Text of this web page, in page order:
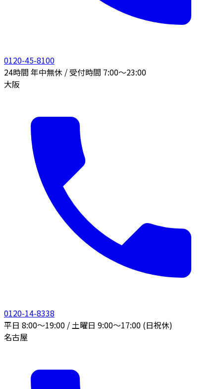
0120-45-8100
24時間 年中無休 / 受付時間 7:00〜23:00
大阪
0120-14-8338
平日 8:00〜19:00 / 土曜日 9:00〜17:00 (日祝休)
名古屋